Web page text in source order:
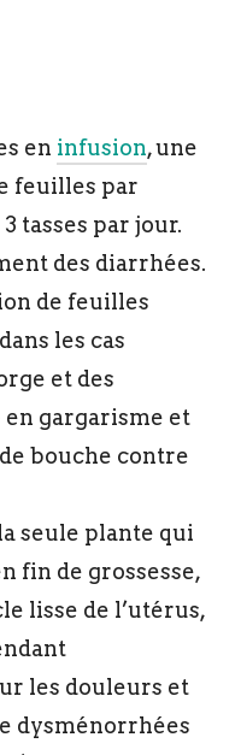
en infusion, une
feuilles par
tasses par jour.
des diarrhées.
de feuilles
les cas
et des
gargarisme et
bouche contre
seule plante qui
fin de grossesse,
lisse de l’utérus,
les douleurs et
dysménorrhées